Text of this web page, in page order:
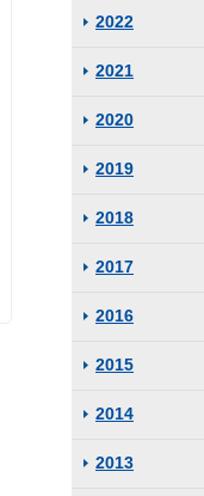
2022
2021
2020
2019
2018
2017
2016
2015
2014
2013